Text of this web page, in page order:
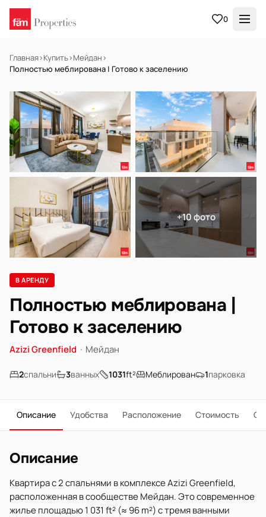
0
Главная›Купить›Мейдан›
Полностью меблирована | Готово к заселению
В АРЕНДУ Готов к заселению
+10 фото
В АРЕНДУ
Полностью меблирована |
Готово к заселению
Azizi Greenfield · Мейдан
2спальни 3ванных 1031ft² Меблирован 1парковка
Описание Удобства Расположение Стоимость О
Описание
Квартира с 2 спальнями в комплексе Azizi Greenfield,
расположенная в сообществе Мейдан. Это современное
жилье площадью 1 031 ft² (≈ 96 m²) с тремя ванными